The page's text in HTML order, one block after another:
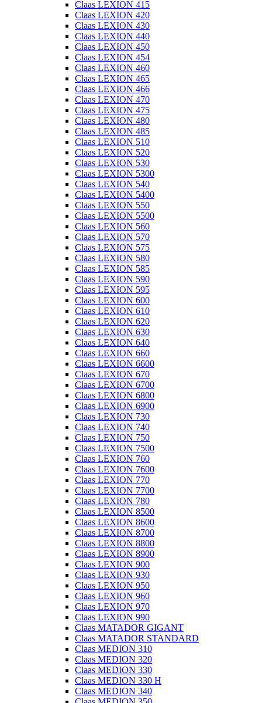
Claas LEXION 415
Claas LEXION 420
Claas LEXION 430
Claas LEXION 440
Claas LEXION 450
Claas LEXION 454
Claas LEXION 460
Claas LEXION 465
Claas LEXION 466
Claas LEXION 470
Claas LEXION 475
Claas LEXION 480
Claas LEXION 485
Claas LEXION 510
Claas LEXION 520
Claas LEXION 530
Claas LEXION 5300
Claas LEXION 540
Claas LEXION 5400
Claas LEXION 550
Claas LEXION 5500
Claas LEXION 560
Claas LEXION 570
Claas LEXION 575
Claas LEXION 580
Claas LEXION 585
Claas LEXION 590
Claas LEXION 595
Claas LEXION 600
Claas LEXION 610
Claas LEXION 620
Claas LEXION 630
Claas LEXION 640
Claas LEXION 660
Claas LEXION 6600
Claas LEXION 670
Claas LEXION 6700
Claas LEXION 6800
Claas LEXION 6900
Claas LEXION 730
Claas LEXION 740
Claas LEXION 750
Claas LEXION 7500
Claas LEXION 760
Claas LEXION 7600
Claas LEXION 770
Claas LEXION 7700
Claas LEXION 780
Claas LEXION 8500
Claas LEXION 8600
Claas LEXION 8700
Claas LEXION 8800
Claas LEXION 8900
Claas LEXION 900
Claas LEXION 930
Claas LEXION 950
Claas LEXION 960
Claas LEXION 970
Claas LEXION 990
Claas MATADOR GIGANT
Claas MATADOR STANDARD
Claas MEDION 310
Claas MEDION 320
Claas MEDION 330
Claas MEDION 330 H
Claas MEDION 340